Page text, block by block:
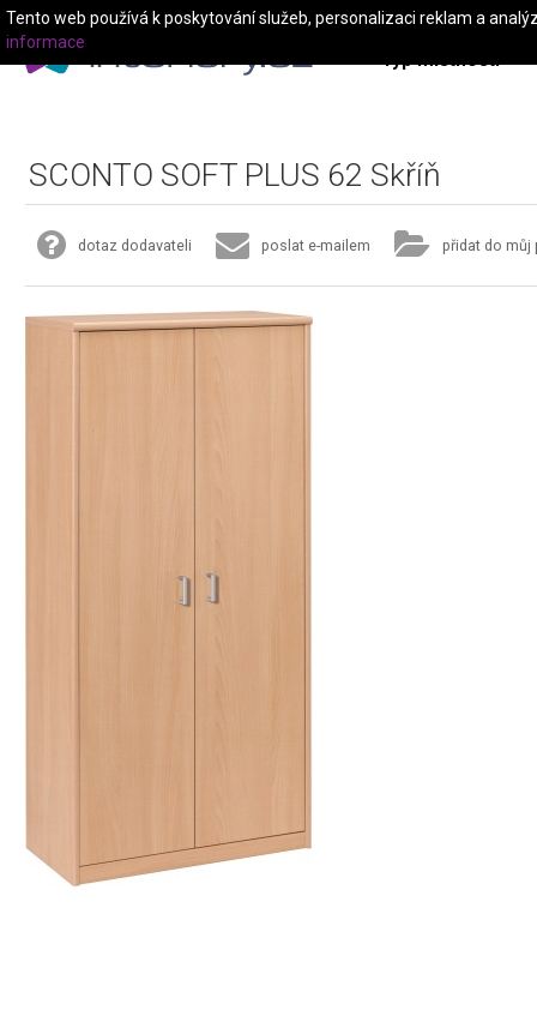
Typ místnosti
SCONTO SOFT PLUS 62 Skříň
dotaz dodavateli poslat e-mailem přidat do můj
Tento web používá k poskytování služeb, personalizaci reklam a
informace